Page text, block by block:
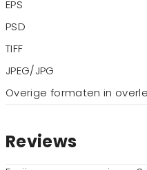
EPS
PSD
TIFF
JPEG/JPG
Overige formaten in
Reviews